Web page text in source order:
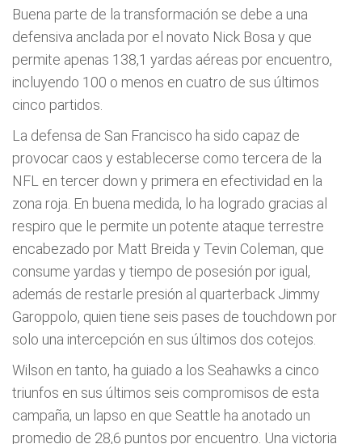
Buena parte de la transformación se debe a una
defensiva anclada por el novato Nick Bosa y que
permite apenas 138,1 yardas aéreas por encuentro,
incluyendo 100 o menos en cuatro de sus últimos
cinco partidos.
La defensa de San Francisco ha sido capaz de
provocar caos y establecerse como tercera de la
NFL en tercer down y primera en efectividad en la
zona roja. En buena medida, lo ha logrado gracias al
respiro que le permite un potente ataque terrestre
encabezado por Matt Breida y Tevin Coleman, que
consume yardas y tiempo de posesión por igual,
además de restarle presión al quarterback Jimmy
Garoppolo, quien tiene seis pases de touchdown por
solo una intercepción en sus últimos dos cotejos.
Wilson en tanto, ha guiado a los Seahawks a cinco
triunfos en sus últimos seis compromisos de esta
campaña, un lapso en que Seattle ha anotado un
promedio de 28,6 puntos por encuentro. Una victoria